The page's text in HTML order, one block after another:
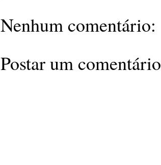
Nenhum comentário:
Postar um comentário